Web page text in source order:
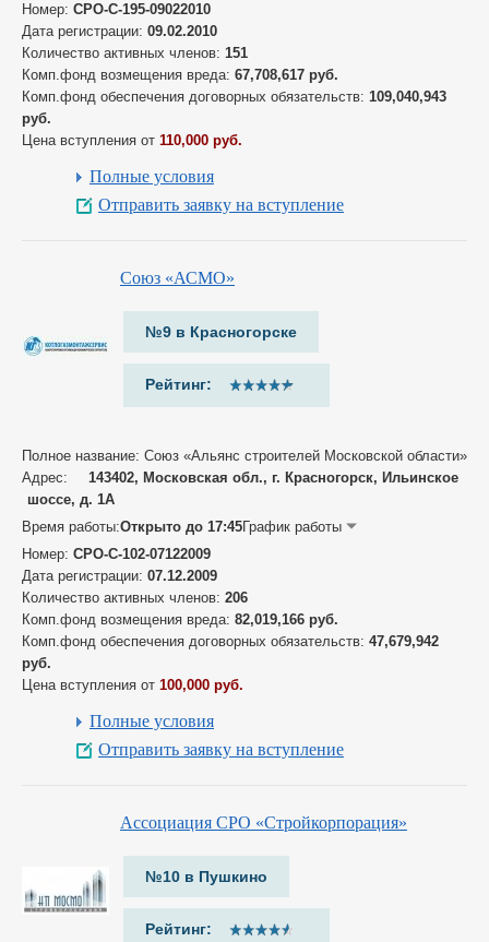
Номер: СРО-С-195-09022010
Дата регистрации: 09.02.2010
Количество активных членов: 151
Комп.фонд возмещения вреда: 67,708,617 руб.
Комп.фонд обеспечения договорных обязательств: 109,040,943
руб.
Цена вступления от 110,000 руб.
Полные условия
Отправить заявку на вступление
Союз «АСМО»
№9 в Красногорске
Рейтинг:
Полное название: Союз «Альянс строителей Московской области»
Адрес:
143402, Московская обл., г. Красногорск, Ильинское
шоссе, д. 1А
Время работы:Открыто до 17:45График работы
Номер: СРО-С-102-07122009
Дата регистрации: 07.12.2009
Количество активных членов: 206
Комп.фонд возмещения вреда: 82,019,166 руб.
Комп.фонд обеспечения договорных обязательств: 47,679,942
руб.
Цена вступления от 100,000 руб.
Полные условия
Отправить заявку на вступление
Ассоциация СРО «Стройкорпорация»
№10 в Пушкино
Рейтинг: